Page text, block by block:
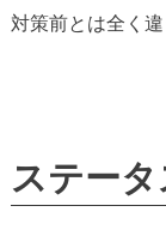
対策前とは全く
ステー